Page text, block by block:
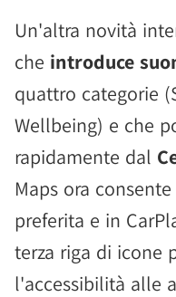
Un'altra novità
che introduce
quattro categorie
Wellbeing) e che
rapidamente dal
Maps ora
preferita e in
terza riga di icone
l'accessibilità alle